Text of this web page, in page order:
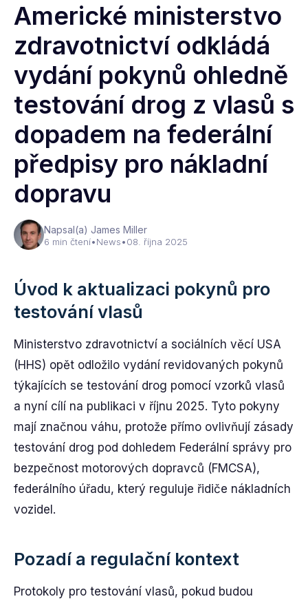
Americké ministerstvo
zdravotnictví odkládá
vydání pokynů ohledně
testování drog z vlasů s
dopadem na federální
předpisy pro nákladní
dopravu
Napsal(a) James Miller
6 min čtení•News•08. října 2025
Úvod k aktualizaci pokynů pro
testování vlasů
Ministerstvo zdravotnictví a sociálních věcí USA
(HHS) opět odložilo vydání revidovaných pokynů
týkajících se testování drog pomocí vzorků vlasů
a nyní cílí na publikaci v říjnu 2025. Tyto pokyny
mají značnou váhu, protože přímo ovlivňují zásady
testování drog pod dohledem Federální správy pro
bezpečnost motorových dopravců (FMCSA),
federálního úřadu, který reguluje řidiče nákladních
vozidel.
Pozadí a regulační kontext
Protokoly pro testování vlasů, pokud budou